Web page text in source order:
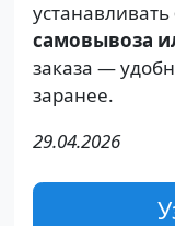
устанавливать
самовывоза
заказа —
заранее.
29.04.2026